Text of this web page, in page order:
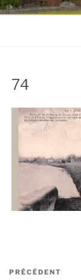
74
Navigation
Article
PRÉCÉDENT